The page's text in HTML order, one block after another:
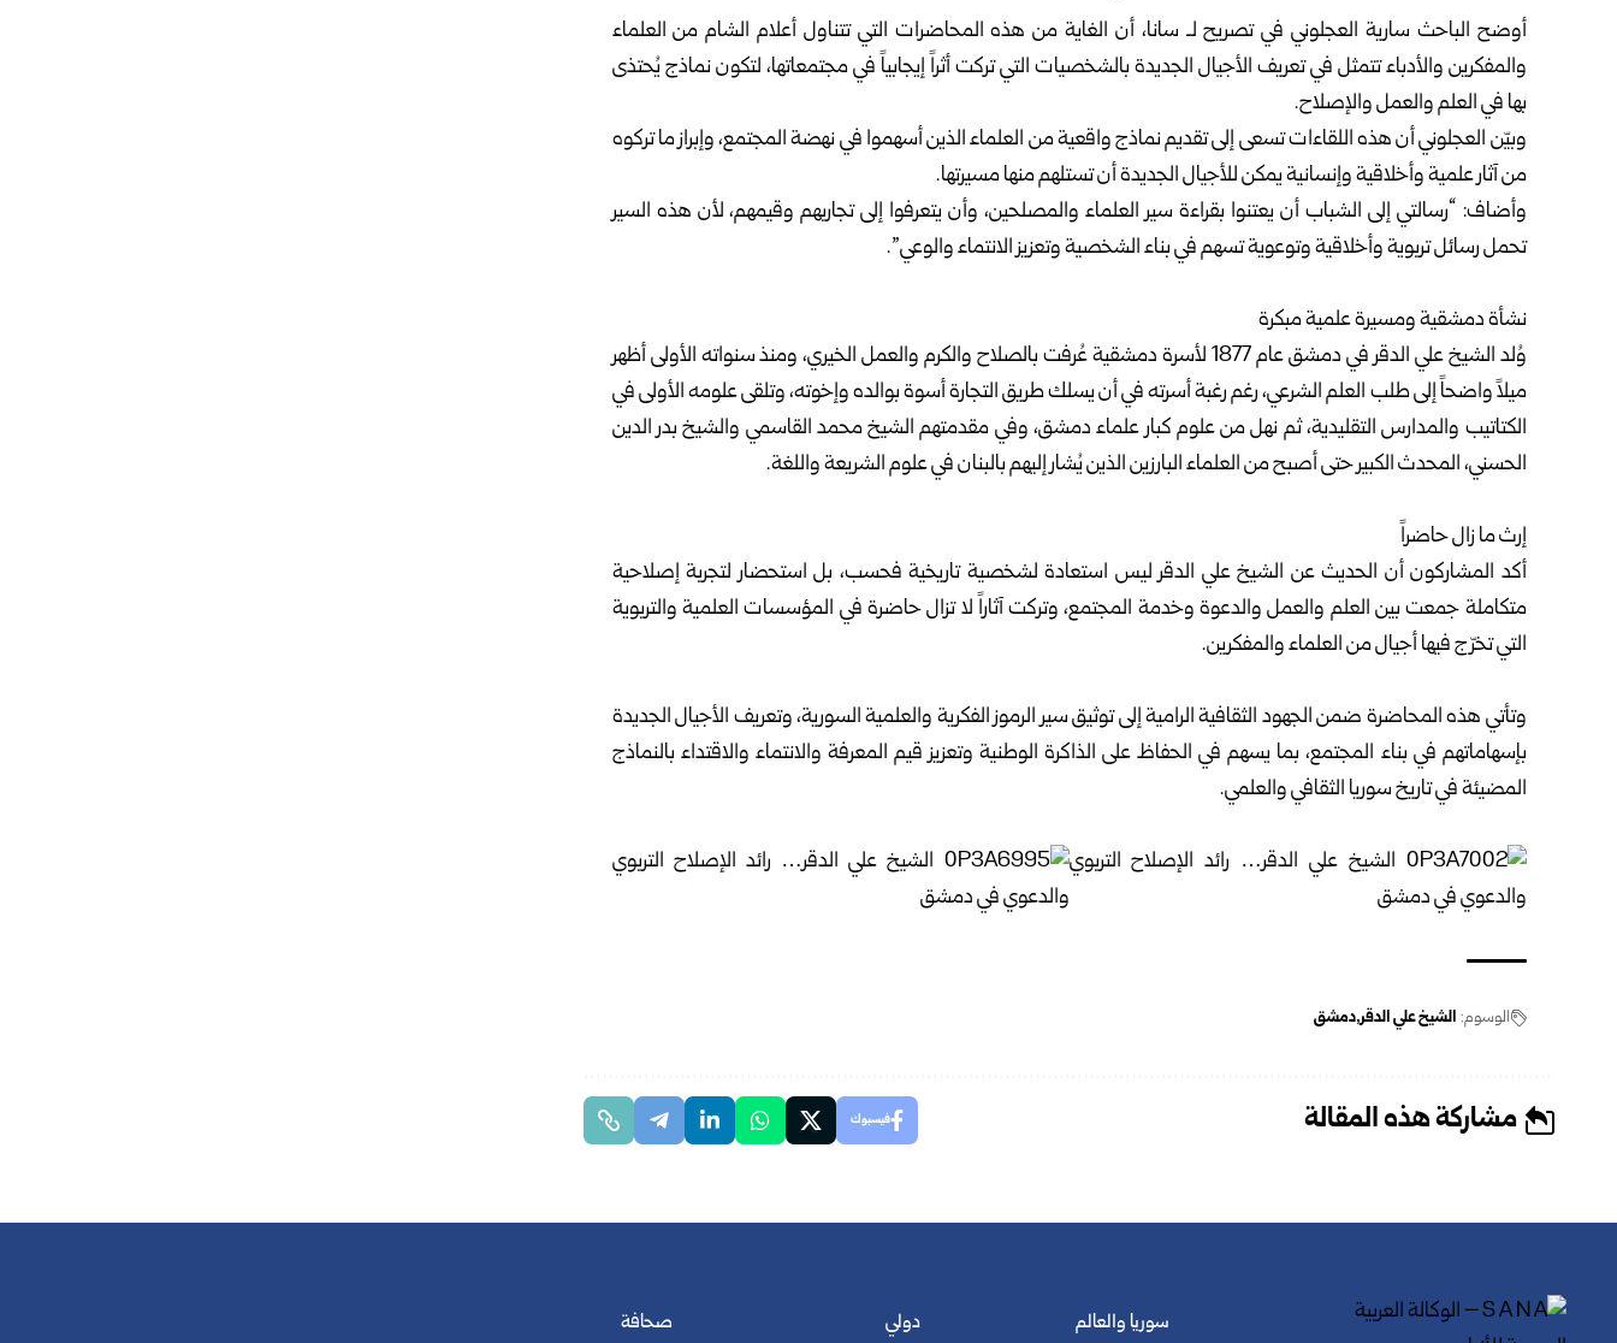
أوضح الباحث سارية العجلوني في تصريح لـ سانا، أن الغاية من هذه المحاضرات التي تتناول أعلام الشام من العلماء
والمفكرين والأدباء تتمثل في تعريف الأجيال الجديدة بالشخصيات التي تركت أثراً إيجابياً في مجتمعاتها، لتكون نماذج يُحتذى
بها في العلم والعمل والإصلاح.
وبيّن العجلوني أن هذه اللقاءات تسعى إلى تقديم نماذج واقعية من العلماء الذين أسهموا في نهضة المجتمع، وإبراز ما تركوه
من آثار علمية وأخلاقية وإنسانية يمكن للأجيال الجديدة أن تستلهم منها مسيرتها.
وأضاف: “رسالتي إلى الشباب أن يعتنوا بقراءة سير العلماء والمصلحين، وأن يتعرفوا إلى تجاربهم وقيمهم، لأن هذه السير
تحمل رسائل تربوية وأخلاقية وتوعوية تسهم في بناء الشخصية وتعزيز الانتماء والوعي”.
نشأة دمشقية ومسيرة علمية مبكرة
وُلد الشيخ علي الدقر في دمشق عام 1877 لأسرة دمشقية عُرفت بالصلاح والكرم والعمل الخيري، ومنذ سنواته الأولى أظهر
ميلاً واضحاً إلى طلب العلم الشرعي، رغم رغبة أسرته في أن يسلك طريق التجارة أسوة بوالده وإخوته، وتلقى علومه الأولى في
الكتاتيب والمدارس التقليدية، ثم نهل من علوم كبار علماء دمشق، وفي مقدمتهم الشيخ محمد القاسمي والشيخ بدر الدين
الحسني، المحدث الكبير حتى أصبح من العلماء البارزين الذين يُشار إليهم بالبنان في علوم الشريعة واللغة.
إرث ما زال حاضراً
أكد المشاركون أن الحديث عن الشيخ علي الدقر ليس استعادة لشخصية تاريخية فحسب، بل استحضار لتجربة إصلاحية
متكاملة جمعت بين العلم والعمل والدعوة وخدمة المجتمع، وتركت آثاراً لا تزال حاضرة في المؤسسات العلمية والتربوية
التي تخرّج فيها أجيال من العلماء والمفكرين.
وتأتي هذه المحاضرة ضمن الجهود الثقافية الرامية إلى توثيق سير الرموز الفكرية والعلمية السورية، وتعريف الأجيال الجديدة
بإسهاماتهم في بناء المجتمع، بما يسهم في الحفاظ على الذاكرة الوطنية وتعزيز قيم المعرفة والانتماء والاقتداء بالنماذج
المضيئة في تاريخ سوريا الثقافي والعلمي.
الوسوم: الشيخ علي الدقر دمشق
مشاركة هذه المقالة فيسبوك
سوريا والعالم دولي صحافة